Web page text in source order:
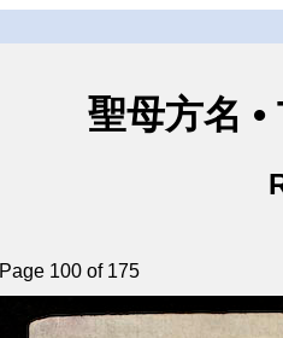
聖母方名
Page 100 of 175